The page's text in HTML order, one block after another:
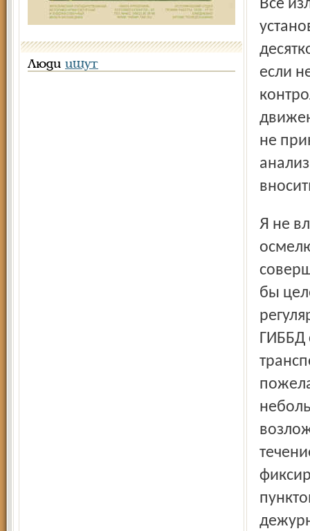
Люди ищут
Всё изложенное выше было сказано к тому, что можно
если
не
Я не владею спецификой работы службы ГИББД. Но
бы
ГИББД